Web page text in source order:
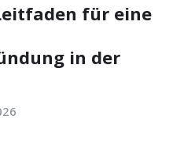
für eine
in der